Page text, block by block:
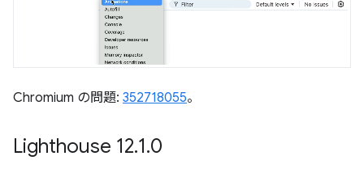
Chromium の問題: 352718055。
Lighthouse 12.1.0